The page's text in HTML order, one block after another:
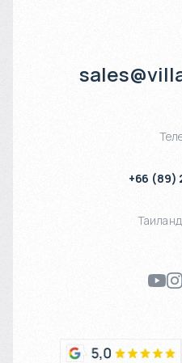
+66 (89)
Таиланд